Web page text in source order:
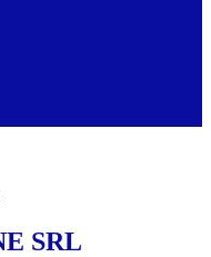
SRL